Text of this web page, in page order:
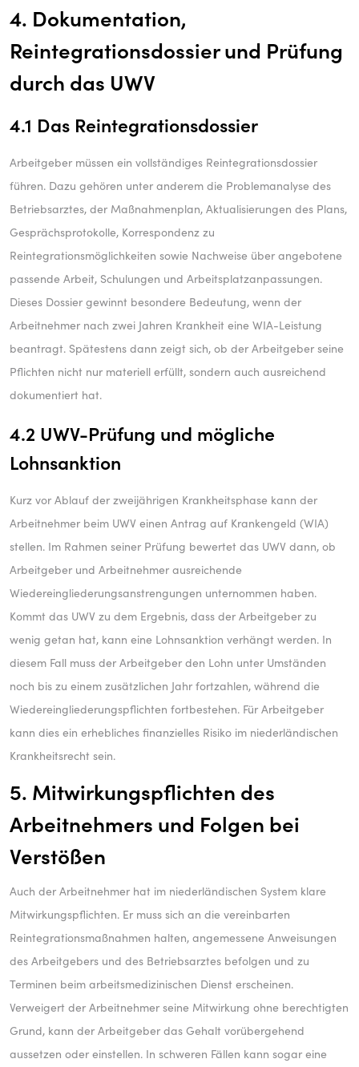
4. Dokumentation,
Reintegrationsdossier und Prüfung
durch das UWV
4.1 Das Reintegrationsdossier
Arbeitgeber müssen ein vollständiges Reintegrationsdossier
führen. Dazu gehören unter anderem die Problemanalyse des
Betriebsarztes, der Maßnahmenplan, Aktualisierungen des Plans,
Gesprächsprotokolle, Korrespondenz zu
Reintegrationsmöglichkeiten sowie Nachweise über angebotene
passende Arbeit, Schulungen und Arbeitsplatzanpassungen.
Dieses Dossier gewinnt besondere Bedeutung, wenn der
Arbeitnehmer nach zwei Jahren Krankheit eine WIA-Leistung
beantragt. Spätestens dann zeigt sich, ob der Arbeitgeber seine
Pflichten nicht nur materiell erfüllt, sondern auch ausreichend
dokumentiert hat.
4.2 UWV-Prüfung und mögliche
Lohnsanktion
Kurz vor Ablauf der zweijährigen Krankheitsphase kann der
Arbeitnehmer beim UWV einen Antrag auf Krankengeld (WIA)
stellen. Im Rahmen seiner Prüfung bewertet das UWV dann, ob
Arbeitgeber und Arbeitnehmer ausreichende
Wiedereingliederungsanstrengungen unternommen haben.
Kommt das UWV zu dem Ergebnis, dass der Arbeitgeber zu
wenig getan hat, kann eine Lohnsanktion verhängt werden. In
diesem Fall muss der Arbeitgeber den Lohn unter Umständen
noch bis zu einem zusätzlichen Jahr fortzahlen, während die
Wiedereingliederungspflichten fortbestehen. Für Arbeitgeber
kann dies ein erhebliches finanzielles Risiko im niederländischen
Krankheitsrecht sein.
5. Mitwirkungspflichten des
Arbeitnehmers und Folgen bei
Verstößen
Auch der Arbeitnehmer hat im niederländischen System klare
Mitwirkungspflichten. Er muss sich an die vereinbarten
Reintegrationsmaßnahmen halten, angemessene Anweisungen
des Arbeitgebers und des Betriebsarztes befolgen und zu
Terminen beim arbeitsmedizinischen Dienst erscheinen.
Verweigert der Arbeitnehmer seine Mitwirkung ohne berechtigten
Grund, kann der Arbeitgeber das Gehalt vorübergehend
aussetzen oder einstellen. In schweren Fällen kann sogar eine